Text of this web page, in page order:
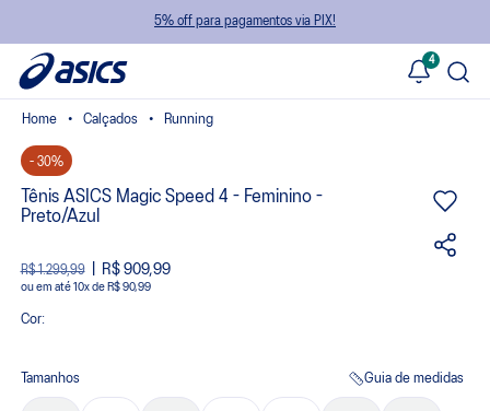
5% off para pagamentos via PIX!
4
Calçados Running
- 30%
Tênis ASICS Magic Speed 4 - Feminino -
Preto/Azul
R$ 1.299,99 R$ 909,99
ou 10xde R$ 90,99
Cor:
Tamanhos Guia de medidas